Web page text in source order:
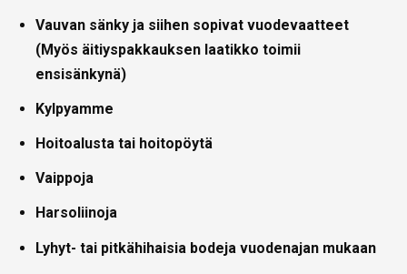
Vauvan sänky ja siihen sopivat vuodevaatteet
(Myös äitiyspakkauksen laatikko toimii
ensisänkynä)
Kylpyamme
Hoitoalusta tai hoitopöytä
Vaippoja
Harsoliinoja
Lyhyt- tai pitkähihaisia bodeja vuodenajan mukaan